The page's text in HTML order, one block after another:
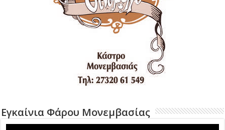
Εγκαίνια Φάρου Μονεμβασίας